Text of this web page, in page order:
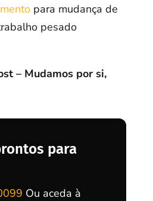
para mudança de
pesado
– Mudamos por si,
para
Ou aceda à